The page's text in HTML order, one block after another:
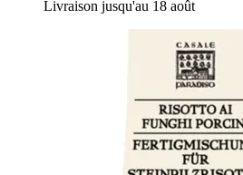
Livraison jusqu'au 18 août